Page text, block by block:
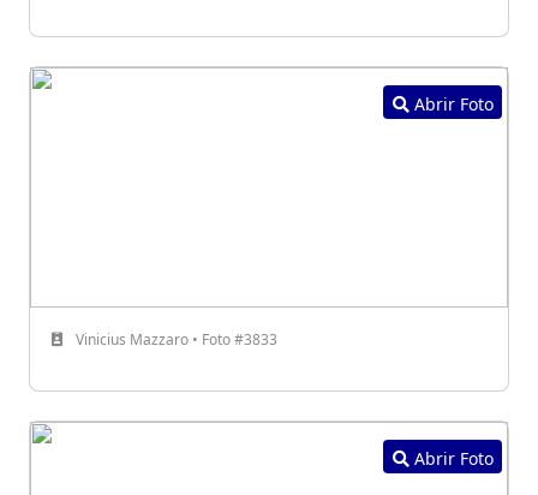
Abrir Foto
Vinicius Mazzaro • Foto #3833
Abrir Foto